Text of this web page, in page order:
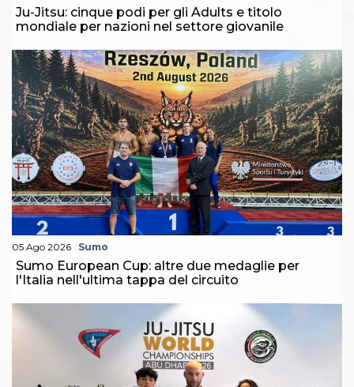
Ju-Jitsu: cinque podi per gli Adults e titolo
mondiale per nazioni nel settore giovanile
05 Ago 2026 Sumo
Sumo European Cup: altre due medaglie per
l'Italia nell'ultima tappa del circuito